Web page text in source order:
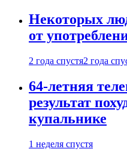
Некоторых
от
2 года спустя2 года
64-летняя
результат
купальнике
1 неделя спустя